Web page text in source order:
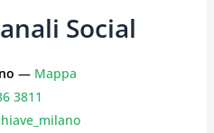
Social
— Mappa
3811